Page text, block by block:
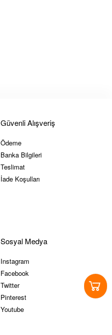
Güvenli Alışveriş
Ödeme
Banka Bilgileri
Teslimat
İade Koşulları
Sosyal Medya
Instagram
Facebook
Twitter
Pinterest
Youtube